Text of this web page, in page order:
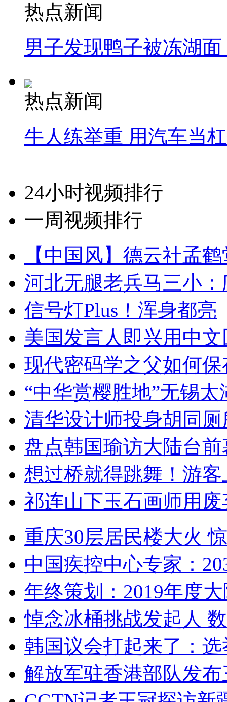
热点新闻
男子发现鸭子被冻湖
热点新闻
牛人练举重 用汽车当
24小时视频排行
一周视频排行
【中国风】德云社孟
河北无腿老兵马三小
信号灯Plus！浑身都亮
美国发言人即兴用中
现代密码学之父如何
“中华赏樱胜地”无锡
清华设计师投身胡同
盘点韩国瑜访大陆台
想过桥就得跳舞！游客
祁连山下玉石画师用
重庆30层居民楼大火
中国疾控中心专家：
年终策划：2019年度
悼念冰桶挑战发起人
韩国议会打起来了：
解放军驻香港部队发